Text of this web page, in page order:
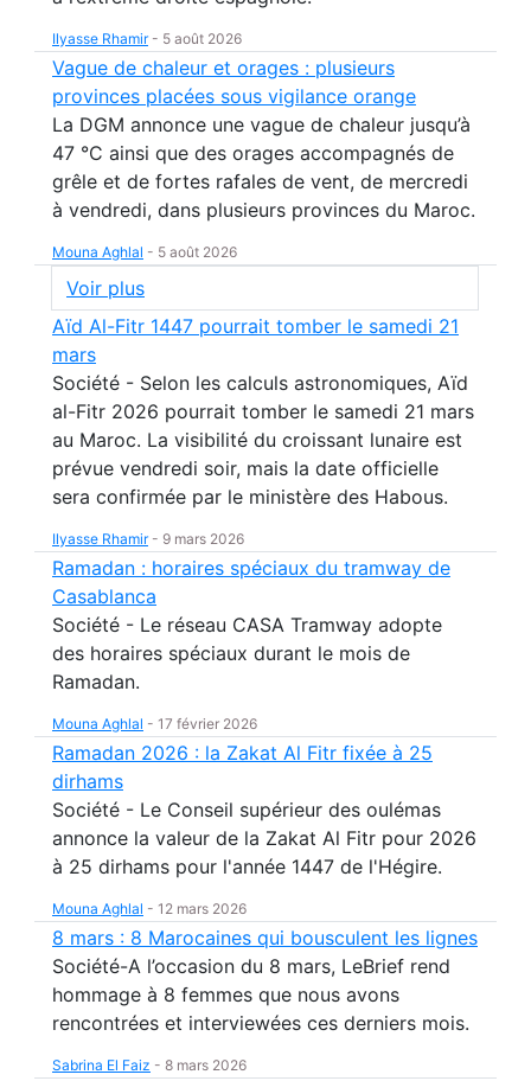
Ilyasse Rhamir- 5 août 2026
Vague de chaleur et orages : plusieurs
provinces placées sous vigilance orange
La DGM annonce une vague de chaleur jusqu’à
47 °C ainsi que des orages accompagnés de
grêle et de fortes rafales de vent, de mercredi
à vendredi, dans plusieurs provinces du Maroc.
Mouna Aghlal - 5 août 2026
Voir plus
Aïd Al-Fitr 1447 pourrait tomber le samedi 21
mars
Société - Selon les calculs astronomiques, Aïd
al-Fitr 2026 pourrait tomber le samedi 21 mars
au Maroc. La visibilité du croissant lunaire est
prévue vendredi soir, mais la date officielle
sera confirmée par le ministère des Habous.
Ilyasse Rhamir- 9 mars 2026
Ramadan : horaires spéciaux du tramway de
Casablanca
Société - Le réseau CASA Tramway adopte
des horaires spéciaux durant le mois de
Ramadan.
Mouna Aghlal - 17 février 2026
Ramadan 2026 : la Zakat Al Fitr fixée à 25
dirhams
Société - Le Conseil supérieur des oulémas
annonce la valeur de la Zakat Al Fitr pour 2026
à 25 dirhams pour l'année 1447 de l'Hégire.
Mouna Aghlal - 12 mars 2026
8 mars : 8 Marocaines qui bousculent les lignes
Société-A l’occasion du 8 mars, LeBrief rend
hommage à 8 femmes que nous avons
rencontrées et interviewées ces derniers mois.
Sabrina El Faiz - 8 mars 2026